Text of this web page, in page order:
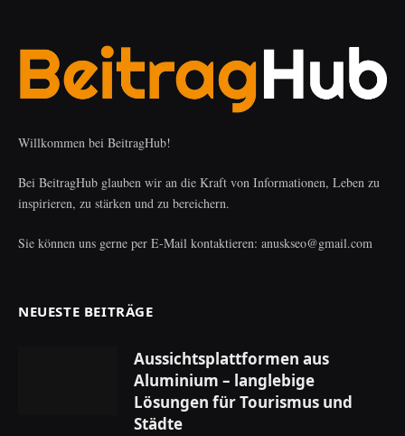
Willkommen bei BeitragHub!
Bei BeitragHub glauben wir an die Kraft von Informationen, Leben zu
inspirieren, zu stärken und zu bereichern.
Sie können uns gerne per E-Mail kontaktieren: anuskseo@gmail.com
NEUESTE BEITRÄGE
Aussichtsplattformen aus
Aluminium – langlebige
Lösungen für Tourismus und
Städte